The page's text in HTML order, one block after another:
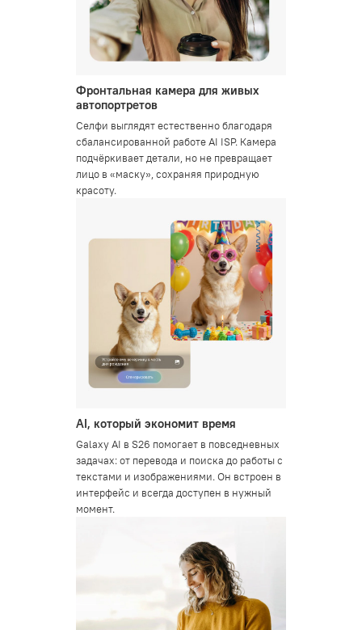
Фронтальная камера для живых
автопортретов
Селфи выглядят естественно благодаря
сбалансированной работе AI ISP. Камера
подчёркивает детали, но не превращает
лицо в «маску», сохраняя природную
красоту.
AI, который экономит время
Galaxy AI в S26 помогает в повседневных
задачах: от перевода и поиска до работы с
текстами и изображениями. Он встроен в
интерфейс и всегда доступен в нужный
момент.